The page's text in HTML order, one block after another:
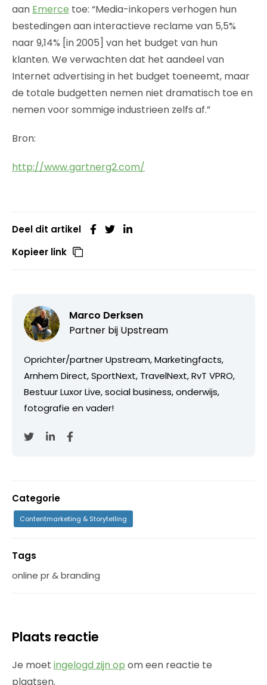
aan Emerce toe: “Media-inkopers verhogen hun
bestedingen aan interactieve reclame van 5,5%
naar 9,14% [in 2005] van het budget van hun
klanten. We verwachten dat het aandeel van
Internet advertising in het budget toeneemt, maar
de totale budgetten nemen niet dramatisch toe en
nemen voor sommige industrieen zelfs af.”
Bron:
http://www.gartnerg2.com/
Deel dit artikel
Kopieer link
Marco Derksen
Partner bij Upstream
Oprichter/partner Upstream, Marketingfacts,
Arnhem Direct, SportNext, TravelNext, RvT VPRO,
Bestuur Luxor Live, social business, onderwijs,
fotografie en vader!
Categorie
Contentmarketing & Storytelling
Tags
online pr & branding
Plaats reactie
Je moet ingelogd zijn op om een reactie te
plaatsen.